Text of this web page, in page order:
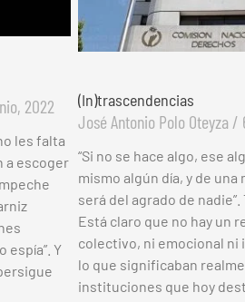
2022
les falta
a escoger
espía”. Y
(In)trascendencias
José Antonio Polo Oteyza
“Si no se hace algo, ese
mismo algún día, y de una
será del agrado de
Está claro que no hay un
colectivo, ni emocional ni
lo que significaban
instituciones que hoy